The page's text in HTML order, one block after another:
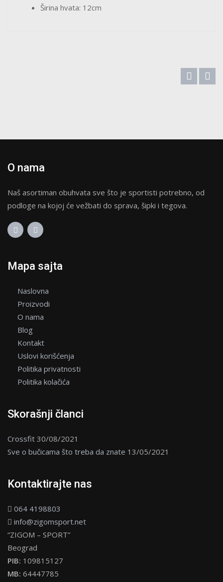
Širina hvata: 12cm
O nama
Naš asortiman obuhvata sve što je sportisti potrebno, od
podloge na kojoj će vežbati do sprava, šipki i tegova.
Mapa sajta
Naslovna
Proizvodi
O nama
Blog
Kontakt
Uslovi korišćenja
Politika privatnosti
Politika kolačića
Skorašnji članci
Crossfit 30/08/2021
Sve o bučicama što treba da znate 13/05/2021
Kontaktirajte nas
064 4198803
info@zigomsport.net
“ZIGOM – SPORT”
Beograd
PIB: 109815127
MB: 64447785